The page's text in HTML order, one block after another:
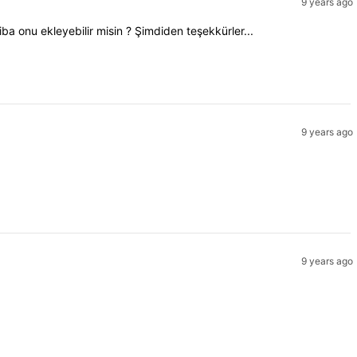
onu ekleyebilir misin ? Şimdiden teşekkürler...
9 years ago
9 years ago